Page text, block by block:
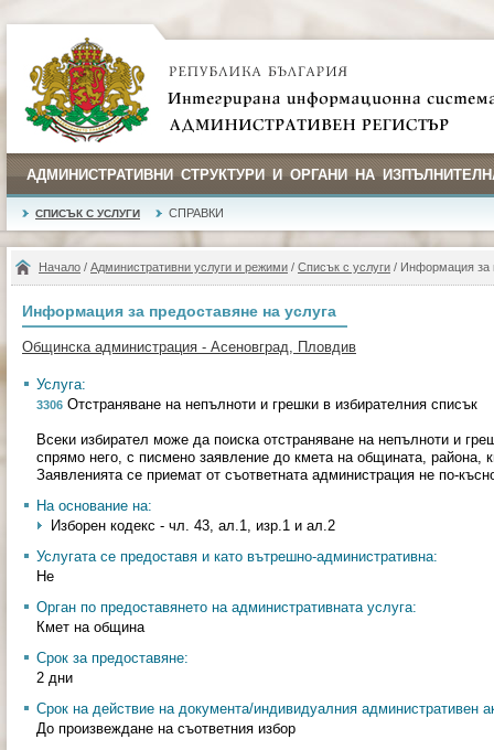
АДМИНИСТРАТИВНИ СТРУКТУРИ И ОРГАНИ НА
СПИСЪК С УСЛУГИ СПРАВКИ
Начало / Административни услуги и режими / Списък с услуги / Информация за
Информация за предоставяне на услуга
Общинска администрация - Асеновград, Пловдив
Услуга:
3306 Отстраняване на непълноти и грешки в избирателния списък
Всеки избирател може да поиска отстраняване на непълноти и
спрямо него, с писмено заявление до кмета на общината, района,
Заявленията се приемат от съответната администрация не по-
На основание на:
Изборен кодекс - чл. 43, ал.1, изр.1 и ал.2
Услугата се предоставя и като вътрешно-административна:
Не
Орган по предоставянето на административната услуга:
Кмет на община
Срок за предоставяне:
2 дни
Срок на действие на документа/индивидуалния административен
До произвеждане на съответния избор